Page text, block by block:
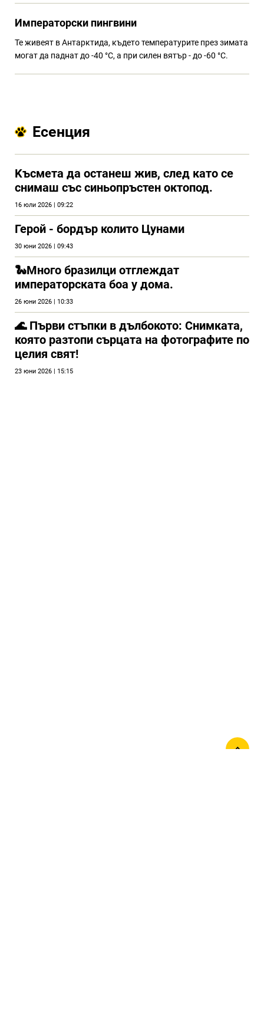
Императорски пингвини
Те живеят в Антарктида, където температурите през зимата
могат да паднат до -40 °C, а при силен вятър - до -60 °C.
Есенция
Kъсмета да останеш жив, след като се
снимаш със синьопръстен октопод.
16 юли 2026 | 09:22
Герой - бордър колито Цунами
30 юни 2026 | 09:43
🐍Много бразилци отглеждат
императорската боа у дома.
26 юни 2026 | 10:33
🌊 Първи стъпки в дълбокото: Снимката,
която разтопи сърцата на фотографите по
целия свят!
23 юни 2026 | 15:15